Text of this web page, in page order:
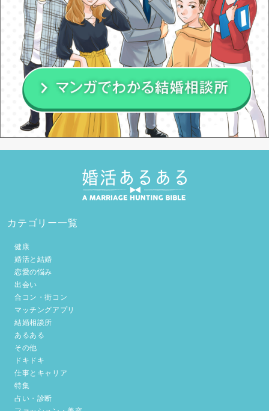
カテゴリー一覧
健康
婚活と結婚
恋愛の悩み
出会い
合コン・街コン
マッチングアプリ
結婚相談所
あるある
その他
ドキドキ
仕事とキャリア
特集
占い・診断